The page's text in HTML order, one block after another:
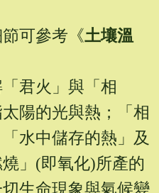
可參考《土壤溫
君火」與「相
陽的光與熱；「相
水中儲存的熱」及
」(即氧化)所產的
生命現象與氣候變